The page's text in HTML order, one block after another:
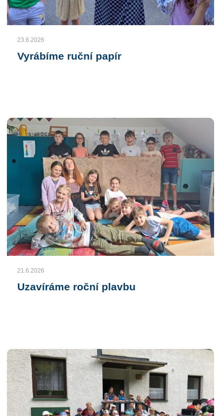
23.6.2026
Vyrábíme ruční papír
21.6.2026
Uzavíráme roční plavbu